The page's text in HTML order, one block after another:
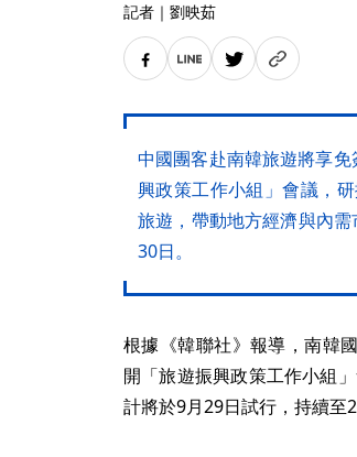
記者 ｜ 劉映茹
中國團客赴南韓旅遊將享
興政策工作小組」會議，
旅遊，帶動地方經濟與內
30日。
根據《韓聯社》報導，南韓
開「旅遊振興政策工作小組
計將於9月29日試行，持續至